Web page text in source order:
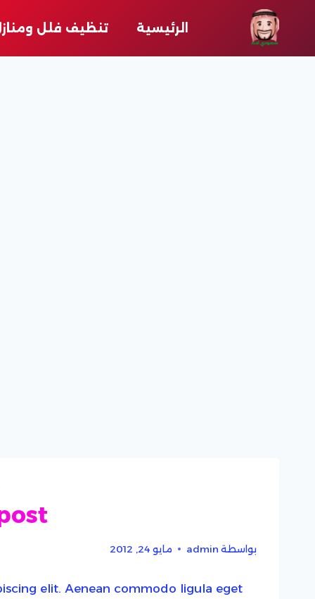
المحتوى
الرئيسية تنظيف فلل
بواسطة admin مايو 24, 2012
elit. Aenean commodo ligula eget